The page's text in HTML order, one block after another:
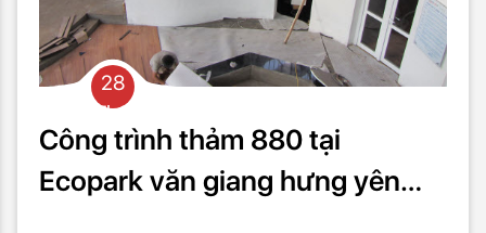
28
Th03
Công trình thảm 880 tại
Ecopark văn giang hưng yên